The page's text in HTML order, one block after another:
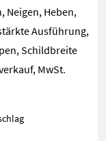
Neigen, Heben,
Ausführung,
Schildbreite
MwSt.